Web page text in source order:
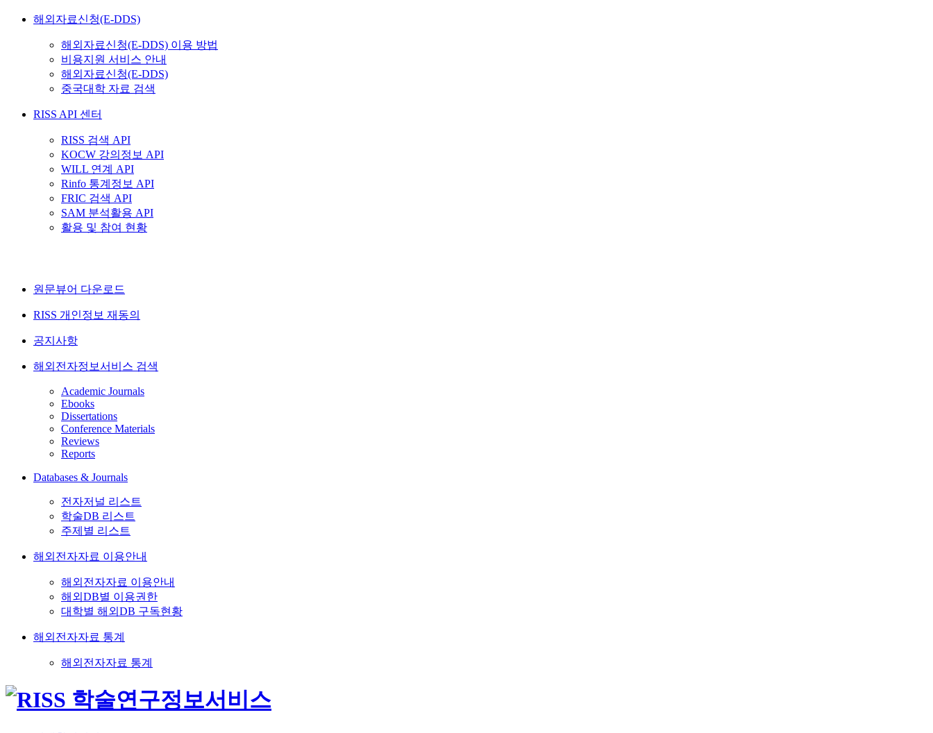
해외자료신청(E-DDS)
해외자료신청(E-DDS) 이용 방법
비용지원 서비스 안내
해외자료신청(E-DDS)
중국대학 자료 검색
RISS API 센터
RISS 검색 API
KOCW 강의정보 API
WILL 연계 API
Rinfo 통계정보 API
FRIC 검색 API
SAM 분석활용 API
활용 및 참여 현황
원문뷰어 다운로드
RISS 개인정보 재동의
공지사항
해외전자정보서비스 검색
Academic Journals
Ebooks
Dissertations
Conference Materials
Reviews
Reports
Databases & Journals
전자저널 리스트
학술DB 리스트
주제별 리스트
해외전자자료 이용안내
해외전자자료 이용안내
해외DB별 이용권한
대학별 해외DB 구독현황
해외전자자료 통계
해외전자자료 통계